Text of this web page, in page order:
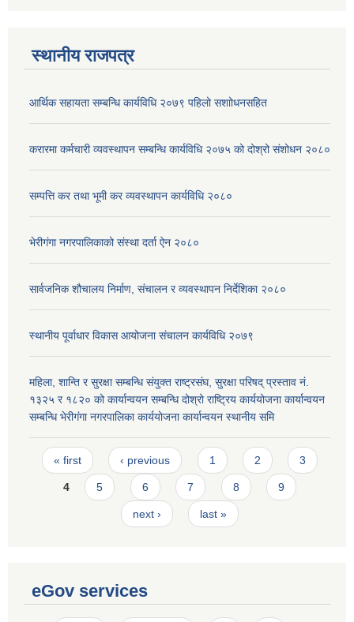
स्थानीय राजपत्र
आर्थिक सहायता सम्बन्धि कार्यविधि २०७९ पहिलो स‌शाोधनसहित
करारमा कर्मचारी व्यवस्थापन सम्बन्धि कार्यविधि २०७५ को दोश्रो संशोधन २०८०
सम्पत्ति कर तथा भूमी कर व्यवस्थापन कार्यविधि २०८०
भेरीगंगा नगरपालिकाको संस्था दर्ता ऐन २०८०
सार्वजनिक शौचालय निर्माण, संचालन र व्यवस्थापन निर्देशिका २०८०
स्थानीय पूर्वाधार विकास आयोजना संचालन कार्यविधि २०७९
महिला, शान्ति र सुरक्षा सम्बन्धि संयुक्त राष्ट्रसंघ, सुरक्षा परिषद् प्रस्ताव नं.
१३२५ र १८२० को कार्यान्वयन सम्बन्धि दोश्रो राष्ट्रिय कार्ययोजना कार्यान्वयन
सम्बन्धि भेरीगंगा नगरपालिका कार्ययोजना कार्यान्वयन स्थानीय समि
Pages
« first ‹ previous 1 2 3
4 5 6 7 8 9
next › last »
eGov services